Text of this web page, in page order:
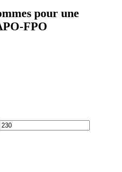
pour une
FPO